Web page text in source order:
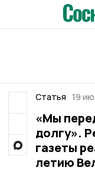
Статья 19
«Мы
долгу».
газеты
летию